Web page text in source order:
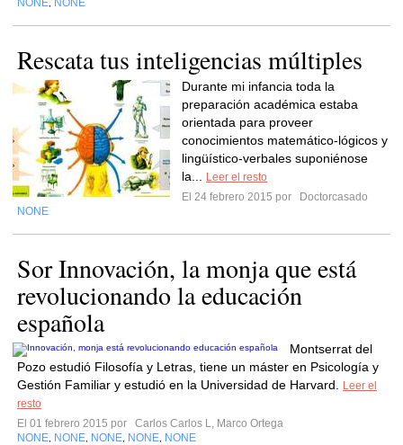
NONE NONE
Rescata tus inteligencias múltiples
Durante mi infancia toda la
preparación académica estaba
orientada para proveer
conocimientos matemático-lógicos y
lingüístico-verbales suponiénose
la...
Leer el resto
El 24 febrero 2015 por
Doctorcasado
NONE
Sor Innovación, la monja que está
revolucionando la educación
española
Montserrat del
Pozo estudió Filosofía y Letras, tiene un máster en Psicología y
Gestión Familiar y estudió en la Universidad de Harvard.
Leer el
resto
El 01 febrero 2015 por
Carlos Carlos L, Marco Ortega
NONE NONE NONE NONE NONE